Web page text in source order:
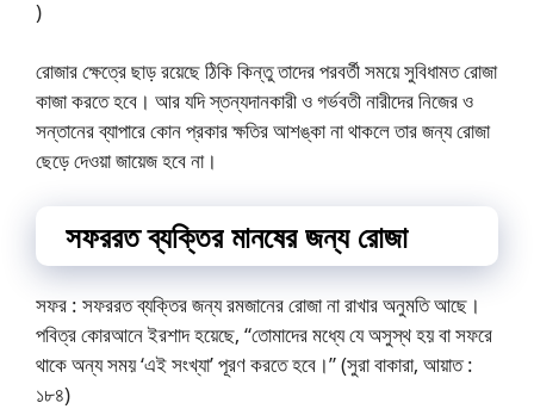
)
রোজার ক্ষেত্রে ছাড় রয়েছে ঠিকি কিন্তু তাদের পরবর্তী সময়ে সুবিধামত রোজা
কাজা করতে হবে। আর যদি স্তন্যদানকারী ও গর্ভবতী নারীদের নিজের ও
সন্তানের ব্যাপারে কোন প্রকার ক্ষতির আশঙ্কা না থাকলে তার জন্য রোজা
ছেড়ে দেওয়া জায়েজ হবে না।
সফররত ব্যক্তির মানষের জন্য রোজা
সফর : সফররত ব্যক্তির জন্য রমজানের রোজা না রাখার অনুমতি আছে।
পবিত্র কোরআনে ইরশাদ হয়েছে, “তোমাদের মধ্যে যে অসুস্থ হয় বা সফরে
থাকে অন্য সময় ‘এই সংখ্যা’ পূরণ করতে হবে।” (সুরা বাকারা, আয়াত :
১৮৪)